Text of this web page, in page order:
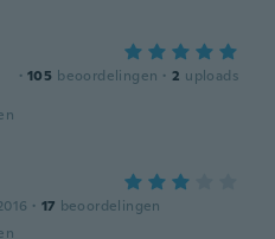
· 105 beoordelingen · 2 uploads
· 17 beoordelingen